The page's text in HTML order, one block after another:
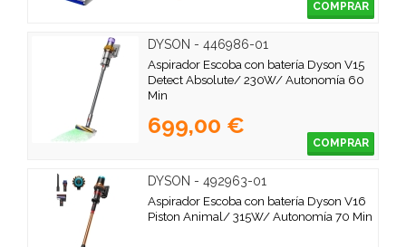
COMPRAR
DYSON - 446986-01
Aspirador Escoba con batería Dyson V15
Detect Absolute/ 230W/ Autonomía 60
Min
699,00 €
COMPRAR
DYSON - 492963-01
Aspirador Escoba con batería Dyson V16
Piston Animal/ 315W/ Autonomía 70 Min